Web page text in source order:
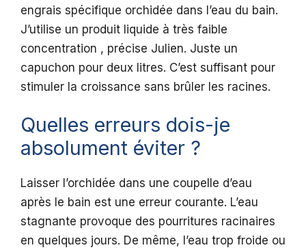
engrais spécifique orchidée dans l’eau du bain.
J’utilise un produit liquide à très faible
concentration , précise Julien. Juste un
capuchon pour deux litres. C’est suffisant pour
stimuler la croissance sans brûler les racines.
Quelles erreurs dois-je
absolument éviter ?
Laisser l’orchidée dans une coupelle d’eau
après le bain est une erreur courante. L’eau
stagnante provoque des pourritures racinaires
en quelques jours. De même, l’eau trop froide ou